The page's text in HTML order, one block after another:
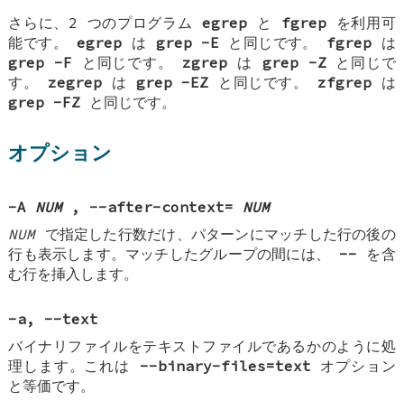
さらに、2 つのプログラムegrep と fgrep を利用可
能です。egrep は grep -E と同じです。 fgrep は
grep -F と同じです。 zgrep は grep -Zと同じで
す。 zegrep は grep -EZ と同じです。 zfgrep は
grep -FZ と同じです。
オプション
-A NUM , --after-context= NUM
NUMで指定した行数だけ、パターンにマッチした行の後の
行も表示します。マッチしたグループの間には、 -- を含
む行を挿入します。
-a, --text
バイナリファイルをテキストファイルであるかのように処
理します。これは --binary-files=text オプション
と等価です。